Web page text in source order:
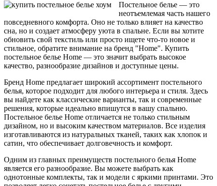
Постельное белье — это
неотъемлемая часть нашего
повседневного комфорта. Оно не только влияет на качество
сна, но и создает атмосферу уюта в спальне. Если вы хотите
обновить свой текстиль или просто ищете что-то новое и
стильное, обратите внимание на бренд "Home". Купить
постельное белье Home — это значит выбрать высокое
качество, разнообразие дизайнов и доступные цены.
Бренд Home предлагает широкий ассортимент постельного
белья, которое подходит для любого интерьера и стиля. Здесь
вы найдете как классические варианты, так и современные
решения, которые идеально впишутся в вашу спальню.
Постельное белье Home отличается не только стильным
дизайном, но и высоким качеством материалов. Все изделия
изготавливаются из натуральных тканей, таких как хлопок и
сатин, что обеспечивает долговечность и комфорт.
Одним из главных преимуществ постельного белья Home
является его разнообразие. Вы можете выбрать как
однотонные комплекты, так и модели с яркими принтами. Это